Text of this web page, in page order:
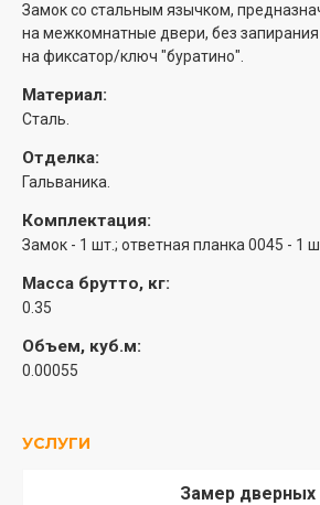
Замок со стальным язычком,
на межкомнатные двери, без
на фиксатор/ключ "буратино".
Материал:
Сталь.
Отделка:
Гальваника.
Комплектация:
Замок - 1 шт.; ответная планка 0045 - 1
Масса брутто, кг:
0.35
Объем, куб.м:
0.00055
УСЛУГИ
Замер